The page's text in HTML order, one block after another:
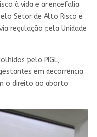
à vida e anencefalia
Setor de Alto Risco e
regulação pela Unidade
pelo PIGL,
em decorrência
o direito ao aborto